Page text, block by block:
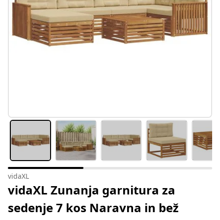
vidaXL
vidaXL Zunanja garnitura za
sedenje 7 kos Naravna in bež